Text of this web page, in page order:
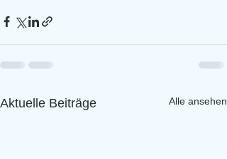
Aktuelle Beiträge Alle ansehen